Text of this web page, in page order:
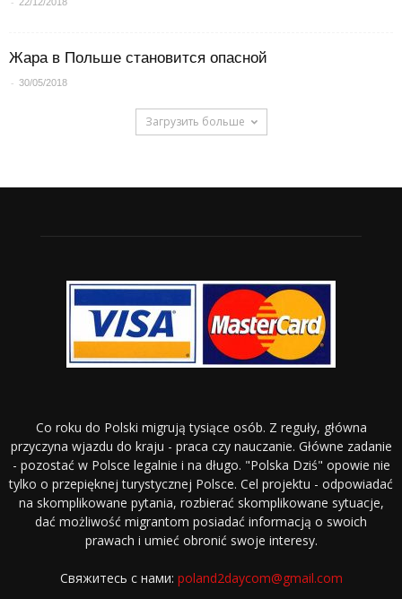
Жара в Польше становится опасной
- 30/05/2018
Загрузить больше
Co roku do Polski migrują tysiące osób. Z reguły, główna
przyczyna wjazdu do kraju - praca czy nauczanie. Główne zadanie
- pozostać w Polsce legalnie i na długo. "Polska Dziś" opowie nie
tylko o przepięknej turystycznej Polsce. Cel projektu - odpowiadać
na skomplikowane pytania, rozbierać skomplikowane sytuacje,
dać możliwość migrantom posiadać informacją o swoich
prawach i umieć obronić swoje interesy.
Свяжитесь с нами: poland2daycom@gmail.com